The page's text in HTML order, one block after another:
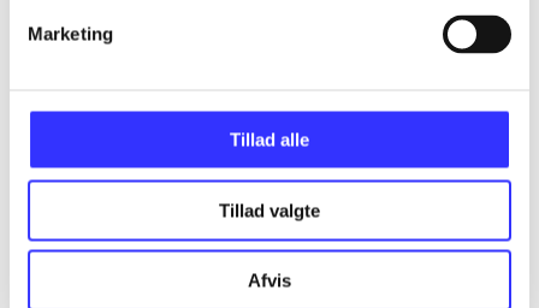
Marketing
Tillad alle
Tillad valgte
Afvis
Alle registrerede artikler fordelt på udgivelser
...